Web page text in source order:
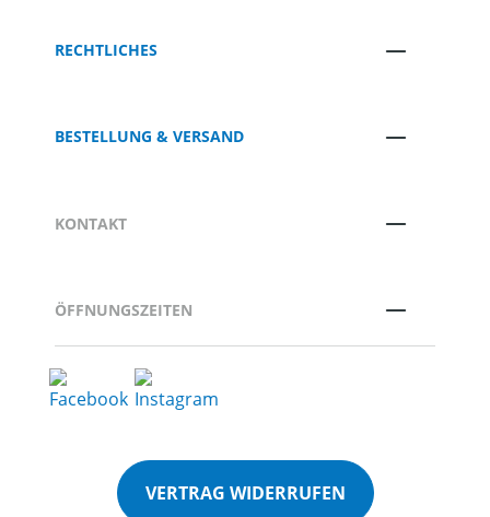
RECHTLICHES
BESTELLUNG & VERSAND
KONTAKT
ÖFFNUNGSZEITEN
VERTRAG WIDERRUFEN